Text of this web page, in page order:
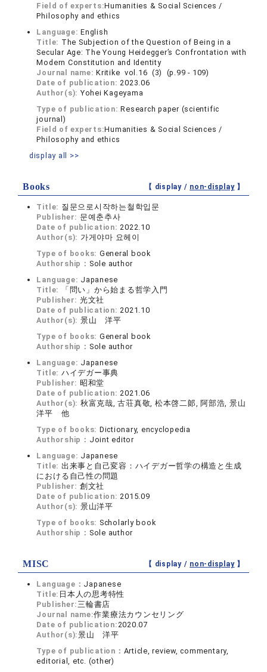
Field of experts:Humanities & Social Sciences /
Philosophy and ethics
Language:English
Title: The Subjection of the Question of Being in a
Secular Age: The Young Heidegger’s Confrontation with
Modern Constitution and Identity
Journal name:Kritike vol.16 (3) (p.99 - 109)
Date of publication:2023.06
Author(s): Yohei Kageyama
Type of publication:Research paper (scientific
journal)
Field of experts:Humanities & Social Sciences /
Philosophy and ethics
display all >>
Books 【 display / non-display】
Title: 질문으로시작하는철학입문
Publisher: 문예춘추사
Date of publication:2022.10
Author(s): 가게야마 요헤이
Type of books: General book
Authorship： Sole author
Language: Japanese
Title:
「問い」から始まる哲学入門
Publisher: 光文社
Date of publication:2021.10
Author(s): 景山 洋平
Type of books: General book
Authorship： Sole author
Language: Japanese
Title: ハイデガー事典
Publisher: 昭和堂
Date of publication:2021.06
Author(s): 秋富克哉, 古荘真敬, 松本啓二郞, 阿部浩, 景山
洋平 他
Type of books: Dictionary, encyclopedia
Authorship： Joint editor
Language: Japanese
Title: 出来事と自己変容：ハイデガー哲学の構造と生成
における自己性の問題
Publisher: 創文社
Date of publication:2015.09
Author(s): 景山洋平
Type of books: Scholarly book
Authorship： Sole author
MISC 【 display / non-display】
Language： Japanese
Title: 日本人の思考特性
Publisher:三輪書店
Journal name:作業療法カウンセリング
Date of publication:2020.07
Author(s):景山 洋平
Type of publication： Article, review, commentary,
editorial, etc. (other)